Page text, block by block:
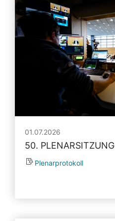
01.07.2026
50. PLENARSITZUNG
Plenarprotokoll